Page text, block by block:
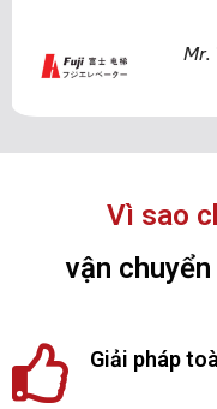
Mr.
Vì sao
vận
Giải pháp